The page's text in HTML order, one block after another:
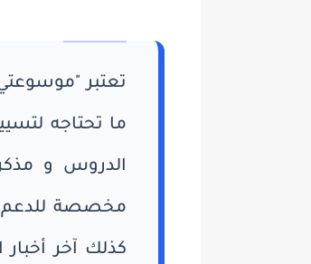
تعتبر
ما تحتاجه
الدروس و
مخصصة للدعم
كذلك آخر